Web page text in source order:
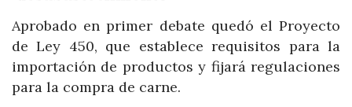
Aprobado en primer debate quedó el Proyecto
de Ley 450, que establece requisitos para la
importación de productos y fijará regulaciones
para la compra de carne.